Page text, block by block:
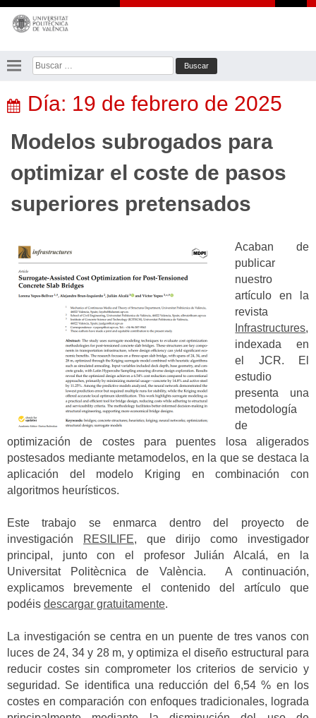
Saltar
contenido
Buscar:
Día: 19 de febrero de 2025
Modelos subrogados para
optimizar el coste de pasos
superiores pretensados
Acaban de
publicar
nuestro
artículo en la
revista
Infrastructures,
indexada en
el JCR. El
estudio
presenta una
metodología
de
optimización de costes para puentes losa aligerados
postesados mediante metamodelos, en la que se destaca la
aplicación del modelo Kriging en combinación con
algoritmos heurísticos.
Este trabajo se enmarca dentro del proyecto de
investigación
RESILIFE, que dirijo como investigador
principal, junto con el profesor Julián Alcalá, en la
Universitat Politècnica de València. A continuación,
explicamos brevemente el contenido del artículo que
podéis descargar gratuitamente.
La investigación se centra en un puente de tres vanos con
luces de 24, 34 y 28 m, y optimiza el diseño estructural para
reducir costes sin comprometer los criterios de servicio y
seguridad. Se identifica una reducción del 6,54 % en los
costes en comparación con enfoques tradicionales, lograda